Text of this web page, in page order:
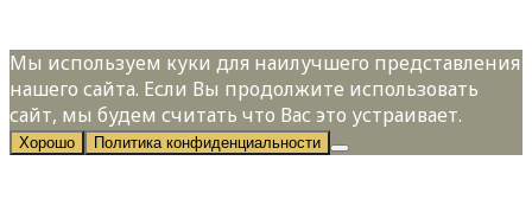
Мы используем куки для наилучшего представления
нашего сайта. Если Вы продолжите использовать
сайт, мы будем считать что Вас это устраивает.
Хорошо Политика конфиденциальности